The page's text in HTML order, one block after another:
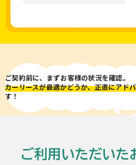
ご契約前に、まずお客様の状況を確認。
カーリースが最適かどうか、正直にアド
す！
ご利用いただいた